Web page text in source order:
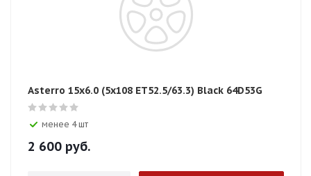
Asterro 15x6.0 (5x108 ЕТ52.5/63.3) Black 64D53G
менее 4 шт
2 600 руб.